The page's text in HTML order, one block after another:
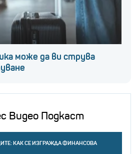
може да ви струва
Видео Подкаст
КАК СЕ ИЗГРАЖДА ФИНАНСОВА